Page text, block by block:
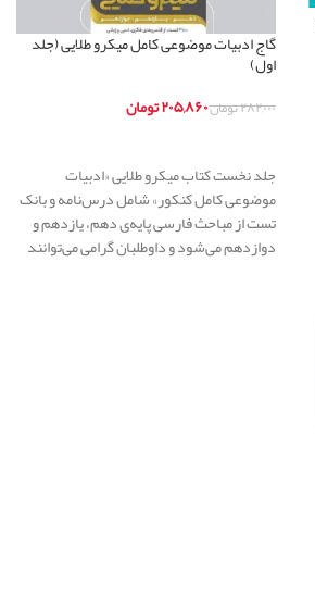
گاج ادبیات موضوعی کامل میکرو طلایی (جلد
اول)
۲۸۲,۰۰۰تومان۲۰۵,۸۶۰تومان
جلد نخست کتاب میکرو طلایی «ادبیات
موضوعی کامل کنکور» شامل درس‌نامه و بانک
تست‌ از مباحث فارسی پایه‌ی دهم، یازدهم و
دوازدهم می‌شود و داوطلبان گرامی می‌توانند